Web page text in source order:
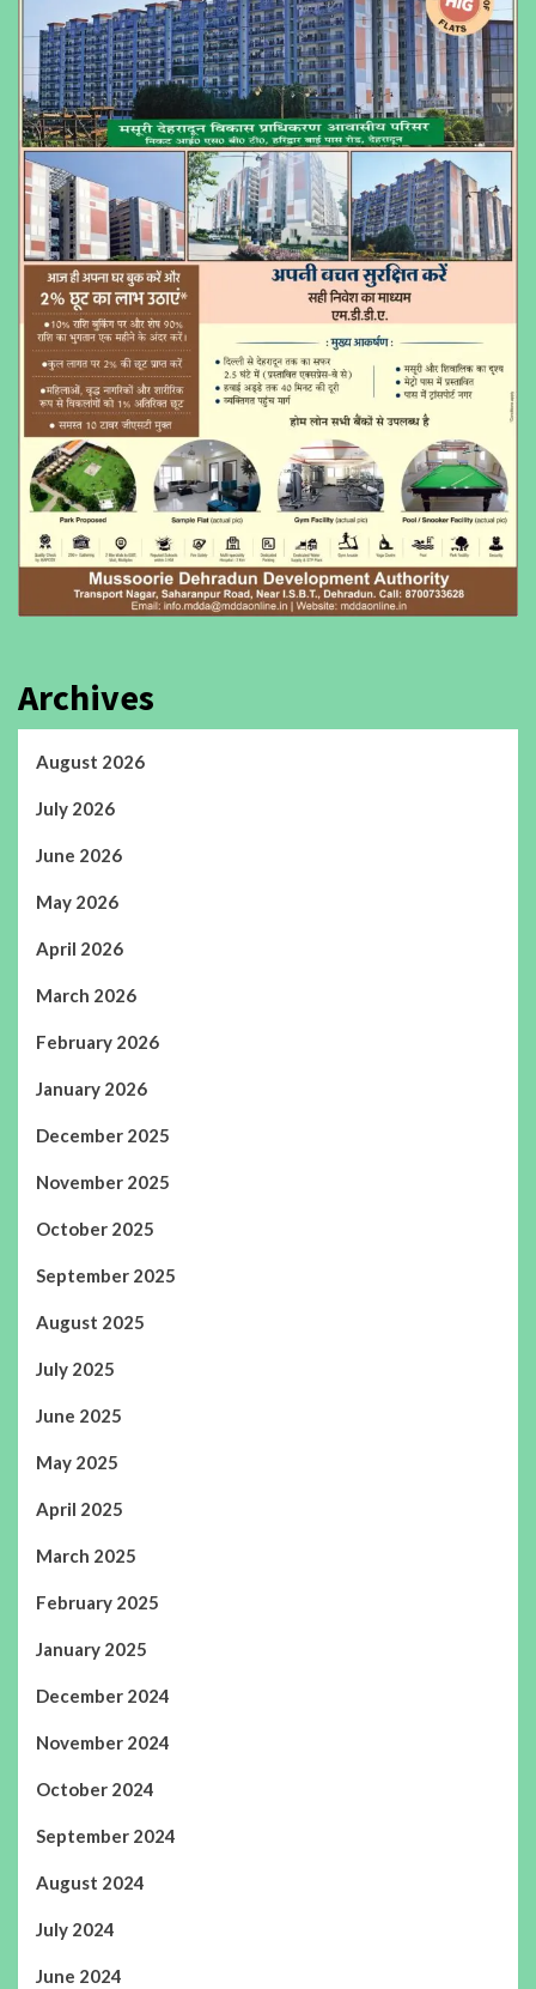
Archives
August 2026
July 2026
June 2026
May 2026
April 2026
March 2026
February 2026
January 2026
December 2025
November 2025
October 2025
September 2025
August 2025
July 2025
June 2025
May 2025
April 2025
March 2025
February 2025
January 2025
December 2024
November 2024
October 2024
September 2024
August 2024
July 2024
June 2024